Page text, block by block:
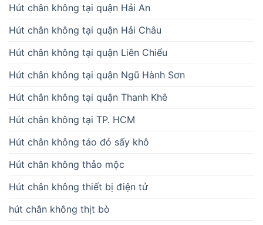
Hút chân không tại quận Hải An
Hút chân không tại quận Hải Châu
Hút chân không tại quận Liên Chiểu
Hút chân không tại quận Ngũ Hành Sơn
Hút chân không tại quận Thanh Khê
Hút chân không tại TP. HCM
Hút chân không táo đỏ sấy khô
Hút chân không thảo mộc
Hút chân không thiết bị điện tử
hút chân không thịt bò